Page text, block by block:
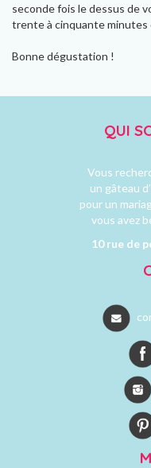
seconde fois le dessus de
trente à cinquante minutes
Bonne dégustation !
QUI
Vous
un gâteau
pour un
vous avez
10 rue de